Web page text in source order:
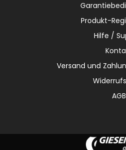
Produkt-
Hilfe /
Versand und
AGB